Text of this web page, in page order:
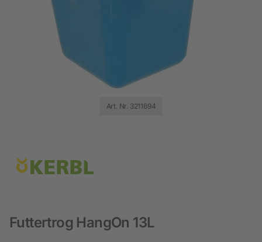
Art. Nr. 3211694
Futtertrog HangOn 13L